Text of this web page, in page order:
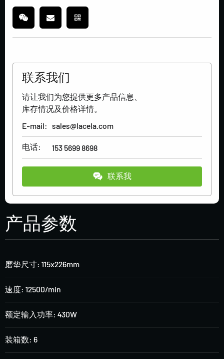
联系我们
请让我们为您提供更多产品信息、
库存情况及价格详情。
E-mail: sales@lacela.com
电话: 153 5699 8698
联系我
产品参数
磨垫尺寸: 115x226mm
速度: 12500/min
额定输入功率: 430W
装箱数: 6